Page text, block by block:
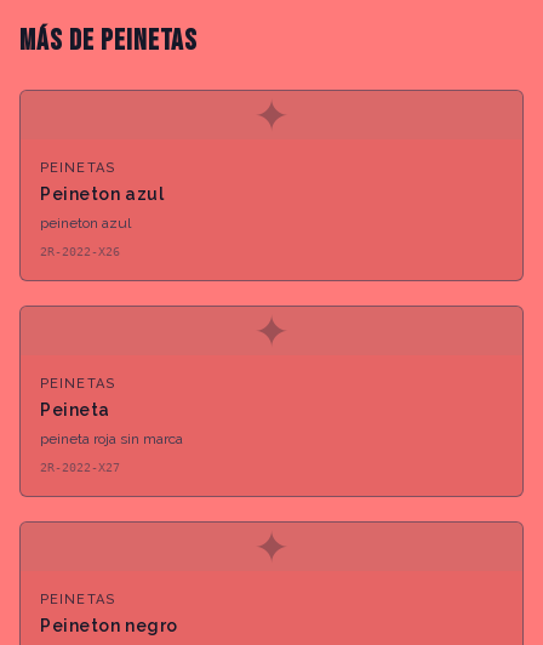
MÁS DE PEINETAS
✦
PEINETAS
Peineton azul
peineton azul
2R-2022-X26
✦
PEINETAS
Peineta
peineta roja sin marca
2R-2022-X27
✦
PEINETAS
Peineton negro